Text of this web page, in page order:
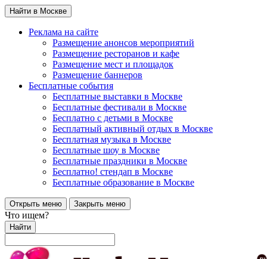
Найти в Москве
Реклама на сайте
Размещение анонсов мероприятий
Размещение ресторанов и кафе
Размещение мест и площадок
Размещение баннеров
Бесплатные события
Бесплатные выставки в Москве
Бесплатные фестивали в Москве
Бесплатно с детьми в Москве
Бесплатный активный отдых в Москве
Бесплатная музыка в Москве
Бесплатные шоу в Москве
Бесплатные праздники в Москве
Бесплатно! стендап в Москве
Бесплатные образование в Москве
Открыть меню Закрыть меню
Что ищем?
Найти